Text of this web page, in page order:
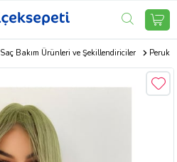
Saç Bakım Ürünleri ve Şekillendiriciler Peruk